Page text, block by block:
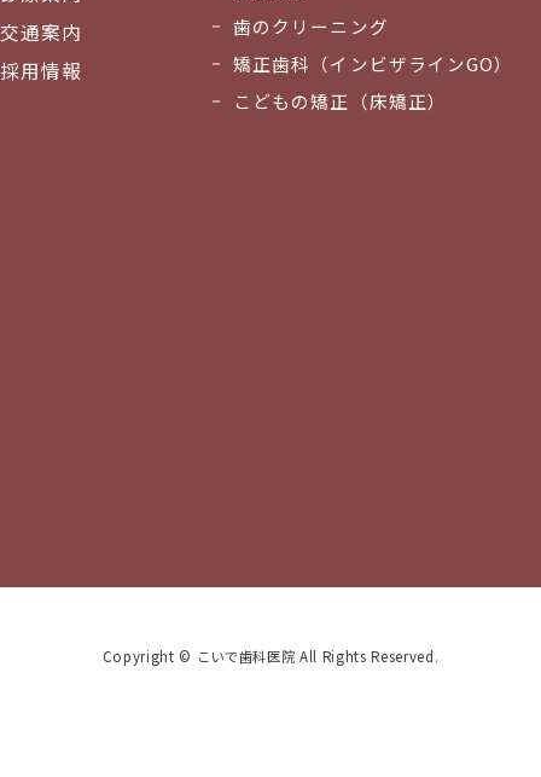
交通案内
採用情報
歯のクリーニング
矯正歯科（インビザラインGO）
こどもの矯正（床矯正）
Copyright © こいで歯科医院 All Rights Reserved.